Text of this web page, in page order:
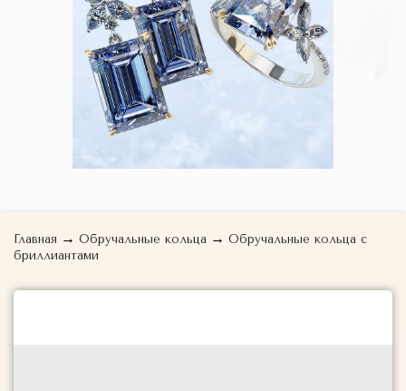
Главная → Обручальные кольца → Обручальные кольца с
бриллиантами